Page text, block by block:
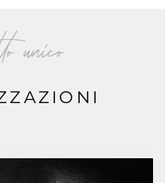
unico